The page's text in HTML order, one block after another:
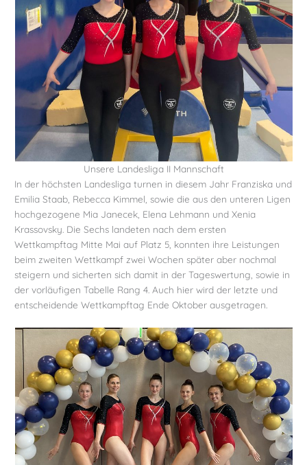
Unsere Landesliga II Mannschaft
In der höchsten Landesliga turnen in diesem Jahr Franziska und
Emilia Staab, Rebecca Kimmel, sowie die aus den unteren Ligen
hochgezogene Mia Janecek, Elena Lehmann und Xenia
Krassovsky. Die Sechs landeten nach dem ersten
Wettkampftag Mitte Mai auf Platz 5, konnten ihre Leistungen
beim zweiten Wettkampf zwei Wochen später aber nochmal
steigern und sicherten sich damit in der Tageswertung, sowie in
der vorläufigen Tabelle Rang 4. Auch hier wird der letzte und
entscheidende Wettkampftag Ende Oktober ausgetragen.